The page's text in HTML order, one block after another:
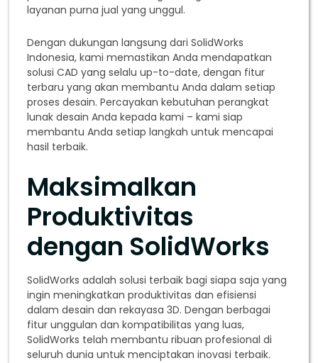
layanan purna jual yang unggul.
Dengan dukungan langsung dari SolidWorks
Indonesia, kami memastikan Anda mendapatkan
solusi CAD yang selalu up-to-date, dengan fitur
terbaru yang akan membantu Anda dalam setiap
proses desain. Percayakan kebutuhan perangkat
lunak desain Anda kepada kami – kami siap
membantu Anda setiap langkah untuk mencapai
hasil terbaik.
Maksimalkan
Produktivitas
dengan SolidWorks
SolidWorks adalah solusi terbaik bagi siapa saja yang
ingin meningkatkan produktivitas dan efisiensi
dalam desain dan rekayasa 3D. Dengan berbagai
fitur unggulan dan kompatibilitas yang luas,
SolidWorks telah membantu ribuan profesional di
seluruh dunia untuk menciptakan inovasi terbaik.